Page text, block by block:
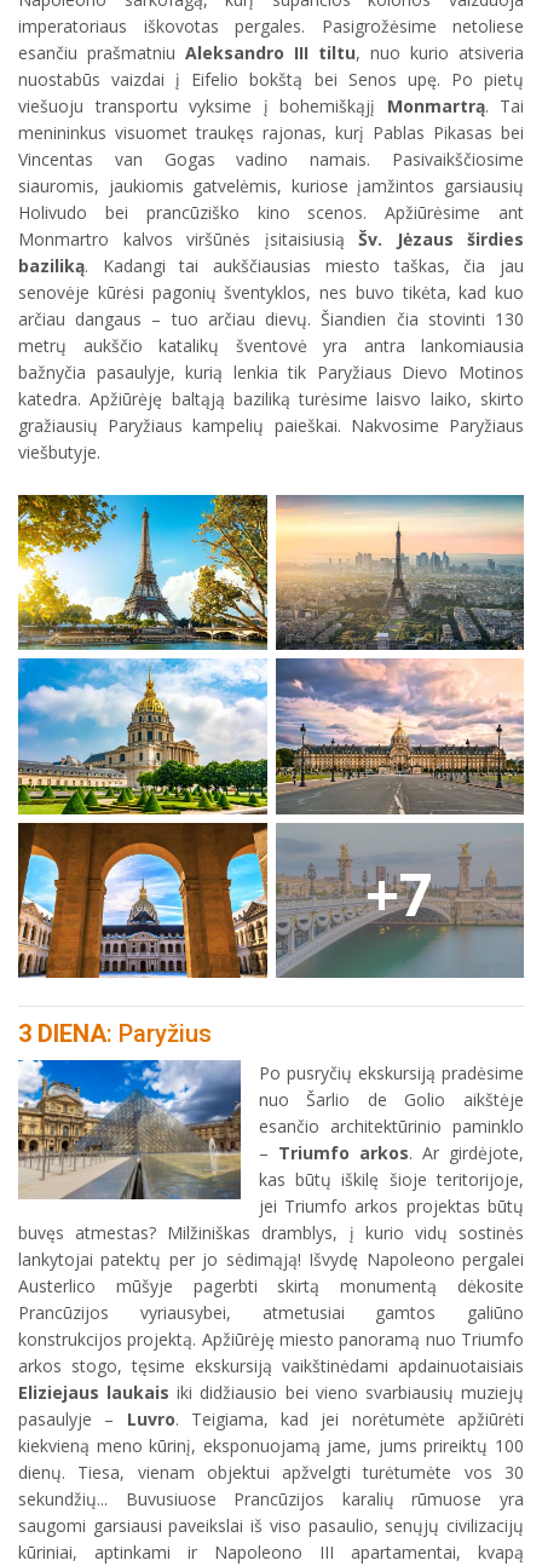
imperatoriaus iškovotas pergales. Pasigrožėsime netoliese
esančiu prašmatniu Aleksandro III tiltu, nuo kurio atsiveria
nuostabūs vaizdai į Eifelio bokštą bei Senos upę. Po pietų
viešuoju transportu vyksime į bohemiškąjį Monmartrą. Tai
menininkus visuomet traukęs rajonas, kurį Pablas Pikasas bei
Vincentas van Gogas vadino namais. Pasivaikščiosime
siauromis, jaukiomis gatvelėmis, kuriose įamžintos garsiausių
Holivudo bei prancūziško kino scenos. Apžiūrėsime ant
Monmartro kalvos viršūnės įsitaisiusią Šv. Jėzaus širdies
baziliką. Kadangi tai aukščiausias miesto taškas, čia jau
senovėje kūrėsi pagonių šventyklos, nes buvo tikėta, kad kuo
arčiau dangaus – tuo arčiau dievų. Šiandien čia stovinti 130
metrų aukščio katalikų šventovė yra antra lankomiausia
bažnyčia pasaulyje, kurią lenkia tik Paryžiaus Dievo Motinos
katedra. Apžiūrėję baltąją baziliką turėsime laisvo laiko, skirto
gražiausių Paryžiaus kampelių paieškai. Nakvosime Paryžiaus
viešbutyje.
+7
3 DIENA: Paryžius
Po pusryčių ekskursiją pradėsime
nuo Šarlio de Golio aikštėje
esančio architektūrinio paminklo
– Triumfo arkos. Ar girdėjote,
kas būtų iškilę šioje teritorijoje,
jei Triumfo arkos projektas būtų
buvęs atmestas? Milžiniškas dramblys, į kurio vidų sostinės
lankytojai patektų per jo sėdimąją! Išvydę Napoleono pergalei
Austerlico mūšyje pagerbti skirtą monumentą dėkosite
Prancūzijos vyriausybei, atmetusiai gamtos galiūno
konstrukcijos projektą. Apžiūrėję miesto panoramą nuo Triumfo
arkos stogo, tęsime ekskursiją vaikštinėdami apdainuotaisiais
Eliziejaus laukais iki didžiausio bei vieno svarbiausių muziejų
pasaulyje – Luvro. Teigiama, kad jei norėtumėte apžiūrėti
kiekvieną meno kūrinį, eksponuojamą jame, jums prireiktų 100
dienų. Tiesa, vienam objektui apžvelgti turėtumėte vos 30
sekundžių... Buvusiuose Prancūzijos karalių rūmuose yra
saugomi garsiausi paveikslai iš viso pasaulio, senųjų civilizacijų
kūriniai, aptinkami ir Napoleono III apartamentai, kvapą